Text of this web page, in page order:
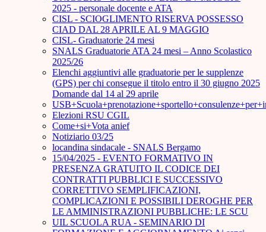
2025 - personale docente e ATA
CISL - SCIOGLIMENTO RISERVA POSSESSO
CIAD DAL 28 APRILE AL 9 MAGGIO
CISL- Graduatorie 24 mesi
SNALS Graduatorie ATA 24 mesi – Anno Scolastico
2025/26
Elenchi aggiuntivi alle graduatorie per le supplenze
(GPS) per chi consegue il titolo entro il 30 giugno 2025
Domande dal 14 al 29 aprile
Elezioni RSU CGIL
Come+si+Vota anief
Notiziario 03/25
locandina sindacale - SNALS Bergamo
15/04/2025 - EVENTO FORMATIVO IN
PRESENZA GRATUITO IL CODICE DEI
CONTRATTI PUBBLICI E SUCCESSIVO
CORRETTIVO SEMPLIFICAZIONI,
COMPLICAZIONI E POSSIBILI DEROGHE PER
LE AMMINISTRAZIONI PUBBLICHE: LE SCU
UIL SCUOLA RUA - SEMINARIO DI